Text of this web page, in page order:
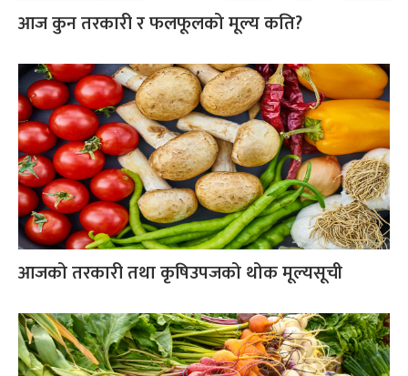
आज कुन तरकारी र फलफूलको मूल्य कति?
आजको तरकारी तथा कृषिउपजको थोक मूल्यसूची